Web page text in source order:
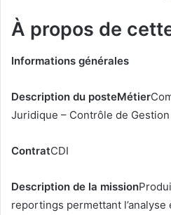
À propos de
Informations générales
Description du posteMétier
Juridique – Contrôle de
ContratCDI
Description de la mission
reportings permettant